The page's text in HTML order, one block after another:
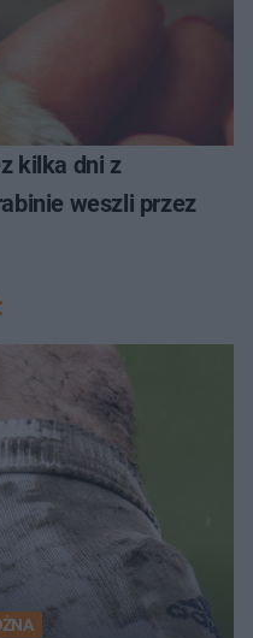
kilka dni z
weszli przez